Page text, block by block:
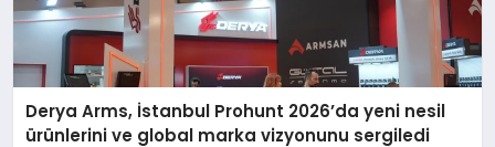
Derya Arms, İstanbul Prohunt 2026’da yeni nesil
ürünlerini ve global marka vizyonunu sergiledi